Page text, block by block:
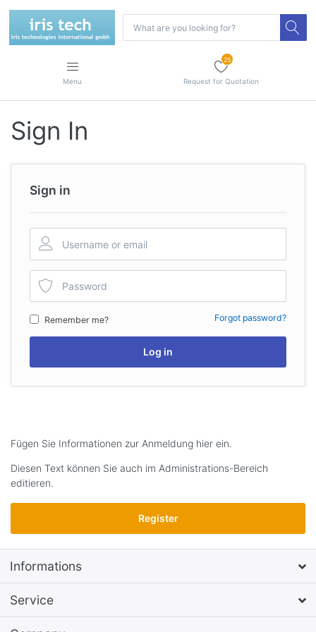
Menu
25
Request for Quotation
Sign In
Sign in
Remember me? Forgot password?
Log in
Fügen Sie Informationen zur Anmeldung hier ein.
Diesen Text können Sie auch im Administrations-Bereich
editieren.
Register
Informations
Service